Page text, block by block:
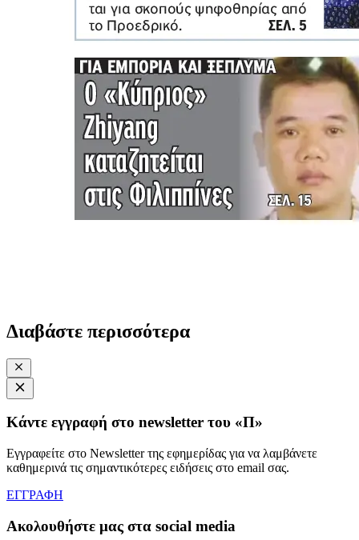
Διαβάστε περισσότερα
Κάντε εγγραφή στο newsletter του «Π»
Εγγραφείτε στο Newsletter της εφημερίδας για να λαμβάνετε
καθημερινά τις σημαντικότερες ειδήσεις στο email σας.
ΕΓΓΡΑΦΗ
Ακολουθήστε μας στα social media